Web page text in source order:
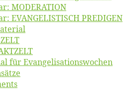
MODERATION
EVANGELISTISCH PREDIGEN
für Evangelisationswochen